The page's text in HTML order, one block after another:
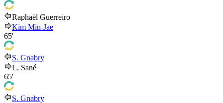
Raphaël Guerreiro
Kim Min-Jae
65'
S. Gnabry
L. Sané
65'
S. Gnabry